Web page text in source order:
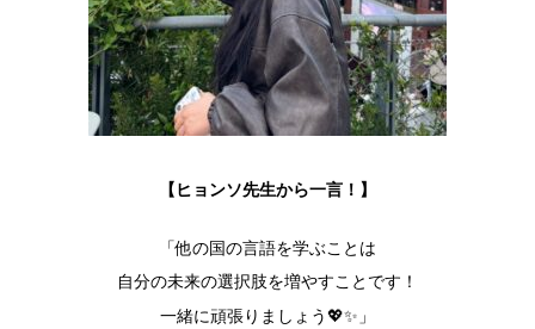
【ヒョンソ先生から一言！】
「他の国の言語を学ぶことは
自分の未来の選択肢を増やすことです！
一緒に頑張りましょう💖✨」